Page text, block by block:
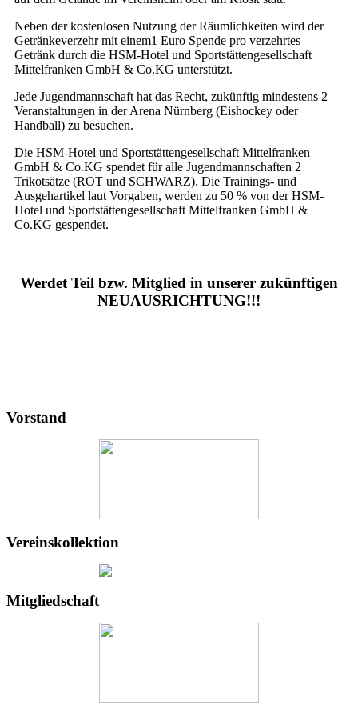
Neben der kostenlosen Nutzung der Räumlichkeiten wird der
Getränkeverzehr mit einem1 Euro Spende pro verzehrtes
Getränk durch die HSM-Hotel und Sportstättengesellschaft
Mittelfranken GmbH & Co.KG unterstützt.
Jede Jugendmannschaft hat das Recht, zukünftig mindestens 2
Veranstaltungen in der Arena Nürnberg (Eishockey oder
Handball) zu besuchen.
Die HSM-Hotel und Sportstättengesellschaft Mittelfranken
GmbH & Co.KG spendet für alle Jugendmannschaften 2
Trikotsätze (ROT und SCHWARZ). Die Trainings- und
Ausgehartikel laut Vorgaben, werden zu 50 % von der HSM-
Hotel und Sportstättengesellschaft Mittelfranken GmbH &
Co.KG gespendet.
Werdet Teil bzw. Mitglied in unserer zukünftigen
NEUAUSRICHTUNG!!!
Vorstand
Vereinskollektion
Mitgliedschaft